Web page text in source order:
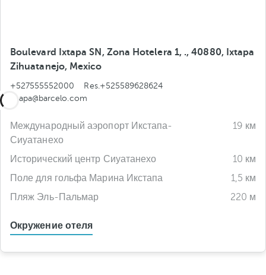
Boulevard Ixtapa SN, Zona Hotelera 1, ., 40880, Ixtapa
Zihuatanejo, Mexico
+527555552000
Res.+525589628624
ixtapa@barcelo.com
Международный аэропорт Икстапа-
Сиуатанехо
19 км
Исторический центр Сиуатанехо
10 км
Поле для гольфа Марина Икстапа
1,5 км
Пляж Эль-Пальмар
220 м
Окружение отеля